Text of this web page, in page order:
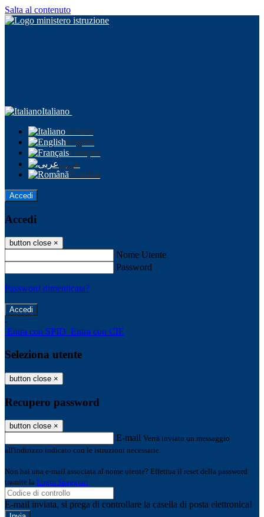
Salta al contenuto
Italiano
Italiano
English
Français
عربى
Română
Accedi
Accedi
button close ×
Nome Utente
Password
Password dimenticata?
-
Entra con SPID Entra con CIE
Seleziona utente
button close ×
Recupero password
button close ×
E-mail Verrà inviato un messaggio
all'indirizzo indicato con le istruzioni necessarie.
Non hai una e-mail associata al nome utente? Effettua il reset della password
tramite la Login Spaggiari
E-mail inviata, si prega di controllare la casella di posta elettronica!